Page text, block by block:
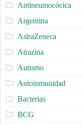
Antineumocócica
Argentina
AstraZeneca
Atrazina
Autismo
Autoinmunidad
Bacterias
BCG